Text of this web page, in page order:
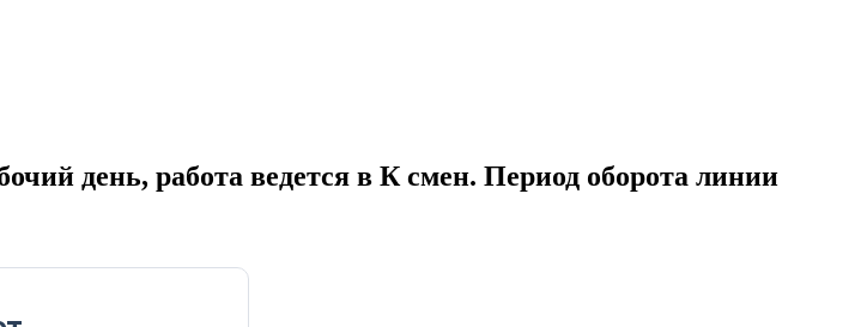
день, работа ведется в К смен. Период оборота линии